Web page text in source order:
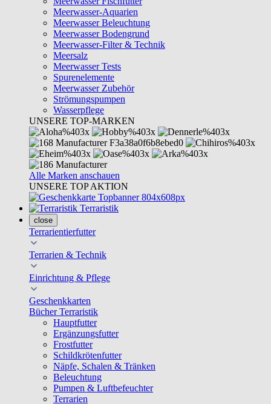
Meerwasser-Aquarien
Meerwasser Beleuchtung
Meerwasser Bodengrund
Meerwasser-Filter & Technik
Meersalz
Meerwasser Tests
Spurenelemente
Meerwasser Zubehör
Strömungspumpen
Wasserpflege
UNSERE TOP-MARKEN
Alle Marken anschauen
UNSERE TOP AKTION
Terraristik
close
Terrarientierfutter
Terrarien & Technik
Einrichtung & Pflege
Geschenkkarten
Bücher Terraristik
Hauptfutter
Ergänzungsfutter
Frostfutter
Schildkrötenfutter
Näpfe, Schalen & Tränken
Beleuchtung
Pumpen & Luftbefeuchter
Terrarien